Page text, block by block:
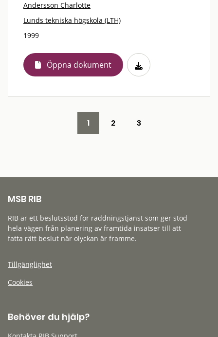
Andersson Charlotte
Lunds tekniska högskola (LTH)
1999
Öppna dokument
1 2 3
MSB RIB
RIB är ett beslutsstöd för räddningstjänst som ger stöd
hela vägen från planering av framtida insatser till att
fatta rätt beslut när olyckan är framme.
Tillgänglighet
Cookies
Behöver du hjälp?